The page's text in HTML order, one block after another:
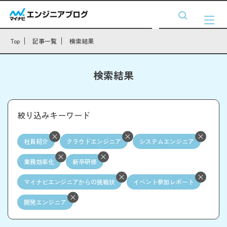
Top 記事一覧 検索結果
検索結果
絞り込みキーワード
社員紹介 クラウドエンジニア システムエンジニア
業務効率化 新卒研修
マイナビエンジニアからの挑戦状 イベント参加レポート
開発エンジニア